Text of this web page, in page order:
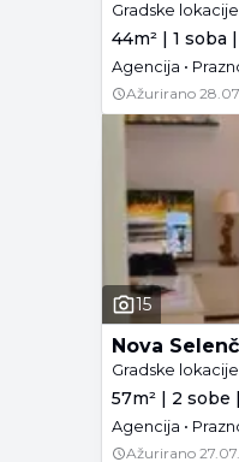
Gradske
44m² | 1 soba
Agencija •
Ažurirano
15
Nova
Gradske
57m² | 2 sobe
Agencija •
Ažurirano